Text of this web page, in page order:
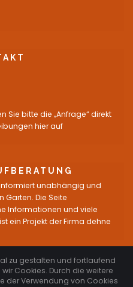
Sie bitte die „Anfrage“ direkt
hier auf
unabhängig und
Garten. Die Seite
Informationen und viele
ein Projekt der Firma dehne
zu gestalten und fortlaufend
Cookies. Durch die weitere
der Verwendung von Cookies